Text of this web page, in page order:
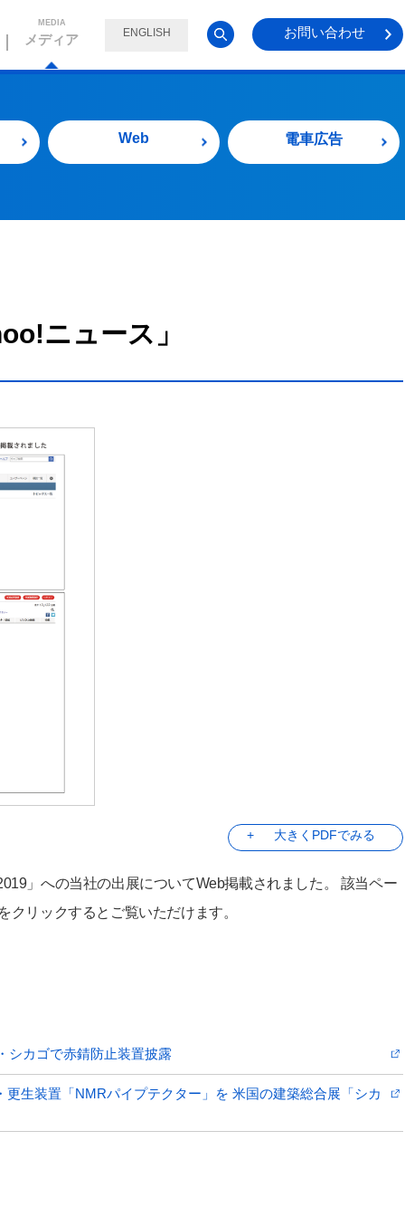
MEDIA
メディア
Web 電車広告
ENGLISH お問い合わせ
ニュース」
大きくPDFでみる
」への当社の出展についてWeb掲載されました。 該当ペー
リックするとご覧いただけます。
シカゴで赤錆防止装置披露
生装置「NMRパイプテクター」を 米国の建築総合展「シカ